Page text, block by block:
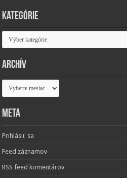
Kategórie
Kategórie
Archív
Archív
Meta
Prihlásiť sa
Feed záznamov
RSS feed komentárov